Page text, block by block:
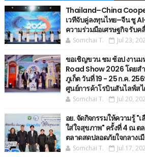
Thailand–China
เวทีจับคู่ลงทุนไทย–จีน ชู
ความร่วมมือเศรษฐกิจ รับ
Somchai T. Jul 23,
ขอเชิญขวน ชม ช้อป งานม
Road Show 2026 โดย
ภูเก็ต วันที่ 19 - 25 ก.ค.
ศูนย์การค้าโรบินสันไลฟ์ส
Somchai T. Jul 20,
อย. จัดกิจกรรมให้ความรู้ "
ใส่ใจสุขภาพ" ครั้งที่ 4 ณ ต
ตลาดสดปลอดภัยใจกลางเ
Somchai T. Jul 17,